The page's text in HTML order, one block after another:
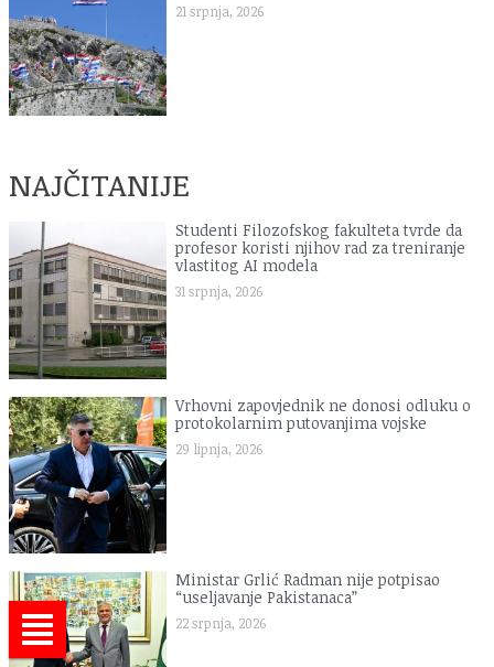
21 srpnja, 2026
NAJČITANIJE
Studenti Filozofskog fakulteta tvrde da
profesor koristi njihov rad za treniranje
vlastitog AI modela
31 srpnja, 2026
Vrhovni zapovjednik ne donosi odluku o
protokolarnim putovanjima vojske
29 lipnja, 2026
Ministar Grlić Radman nije potpisao
“useljavanje Pakistanaca”
22 srpnja, 2026